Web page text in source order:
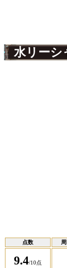
水リーシ
点数
9.4/10点